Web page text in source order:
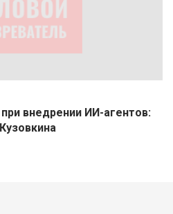
внедрении ИИ-агентов: